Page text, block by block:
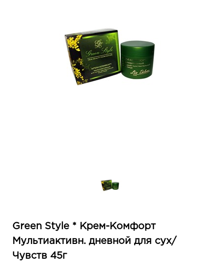
Green Style * Крем-Комфорт
Мультиактивн. дневной для сух/
Чувств 45г